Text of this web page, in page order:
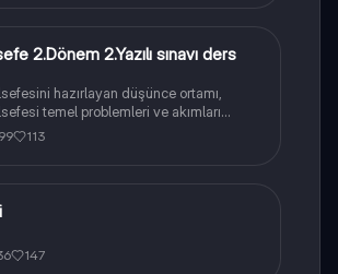
2.Dönem 2.Yazılı sınavı ders
hazırlayan düşünce ortamı,
temel problemleri ve akımları
113
147